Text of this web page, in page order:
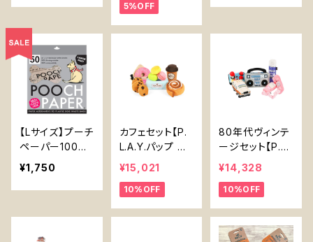
ough Turtle
d Rough & To
5%OFF
【P.L.A.Y. Glob
s】
【Lサイズ】プーチ
ペーパー100％
プラスチックフリ
ーうんち処理用
紙 〖Large Poo
0% Plastic Fre
e Alternative t
¥1,750
カフェセット【P.
L.A.Y.パップ カ
ップ カフェ】CAF
E Set 【P.L.A.Y.
Pup Cup Cafe
¥15,021
10%OFF
80年代ヴィンテ
ージセット【P.L.
A.Y.エイティー
ズ クラシック】
¥14,328
10%OFF